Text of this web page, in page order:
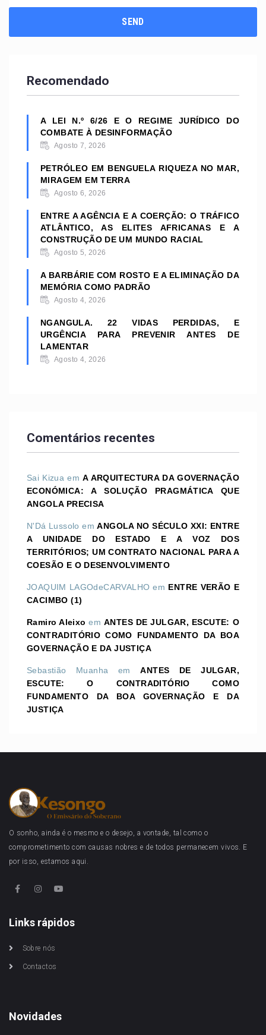
Recomendado
A LEI N.º 6/26 E O REGIME JURÍDICO DO
COMBATE À DESINFORMAÇÃO
Agosto 7, 2026
PETRÓLEO EM BENGUELA RIQUEZA NO MAR,
MIRAGEM EM TERRA
Agosto 6, 2026
ENTRE A AGÊNCIA E A COERÇÃO: O TRÁFICO
ATLÂNTICO, AS ELITES AFRICANAS E A
CONSTRUÇÃO DE UM MUNDO RACIAL
Agosto 5, 2026
A BARBÁRIE COM ROSTO E A ELIMINAÇÃO DA
MEMÓRIA COMO PADRÃO
Agosto 4, 2026
NGANGULA. 22 VIDAS PERDIDAS, E
URGÊNCIA PARA PREVENIR ANTES DE
LAMENTAR
Agosto 4, 2026
Comentários recentes
Sai Kizua emA ARQUITECTURA DA GOVERNAÇÃO
ECONÓMICA: A SOLUÇÃO PRAGMÁTICA QUE
ANGOLA PRECISA
N'Dá Lussolo emANGOLA NO SÉCULO XXI: ENTRE
A UNIDADE DO ESTADO E A VOZ DOS
TERRITÓRIOS; UM CONTRATO NACIONAL PARA A
COESÃO E O DESENVOLVIMENTO
JOAQUIM LAGOdeCARVALHO em ENTRE VERÃO E
CACIMBO (1)
Ramiro Aleixo emANTES DE JULGAR, ESCUTE: O
CONTRADITÓRIO COMO FUNDAMENTO DA BOA
GOVERNAÇÃO E DA JUSTIÇA
Sebastião Muanha emANTES DE JULGAR,
ESCUTE: O CONTRADITÓRIO COMO
FUNDAMENTO DA BOA GOVERNAÇÃO E DA
JUSTIÇA
O sonho, ainda é o mesmo e o desejo, a vontade, tal como o
comprometimento com causas nobres e de todos permanecem vivos. E
por isso, estamos aqui.
Links rápidos
Sobre nós
Contactos
Novidades